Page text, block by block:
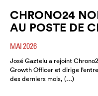
CHRONO24
AU POSTE DE
MAI 2026
José Gaztelu a rejoint
Growth Officer et dirige
des derniers mois, (…)